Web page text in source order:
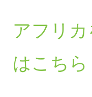
アフリ
はこちら